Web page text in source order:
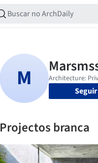
Seguir
Projectos branca